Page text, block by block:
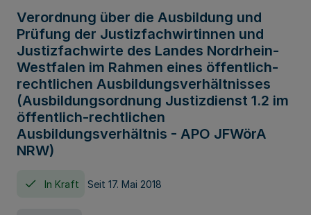
Verordnung über die Ausbildung und
Prüfung der Justizfachwirtinnen und
Justizfachwirte des Landes Nordrhein-
Westfalen im Rahmen eines öffentlich-
rechtlichen Ausbildungsverhältnisses
(Ausbildungsordnung Justizdienst 1.2 im
öffentlich-rechtlichen
Ausbildungsverhältnis - APO JFWörA
NRW)
In Kraft Seit 17. Mai 2018